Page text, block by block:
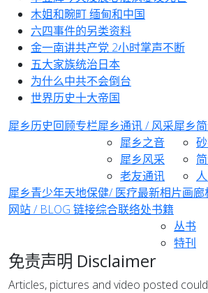
木姐和畹町 缅甸和中国
六四事件的另类资料
金一南讲共产党 2小时掌声不断
五大家族统治日本
为什么中共不会倒台
世界历史十大帝国
犀乡历史回顾专栏犀乡通讯 / 风采
犀乡之音
犀乡风采
老友通讯
犀乡
犀乡青少年天地保健/ 医疗最新相片画廊
网站 / BLOG 链接综合联络处书籍
丛书
特刊
免责声明 Disclaimer
Articles, pictures and video posted